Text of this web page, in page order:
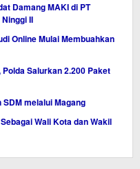
Damang MAKI di PT
II
Online Mulai Membuahkan
Salurkan 2.200 Paket
melalui Magang
Wali Kota dan Wakil